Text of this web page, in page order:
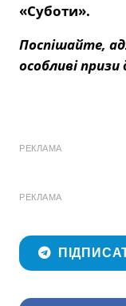
«Суботи».
Поспішайте,
особливі
РЕКЛАМА
РЕКЛАМА